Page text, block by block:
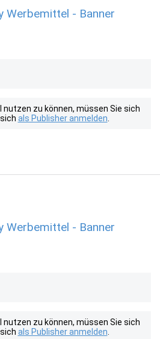
Werbemittel - Banner
zu können, müssen Sie sich
als Publisher anmelden
Werbemittel - Banner
zu können, müssen Sie sich
als Publisher anmelden